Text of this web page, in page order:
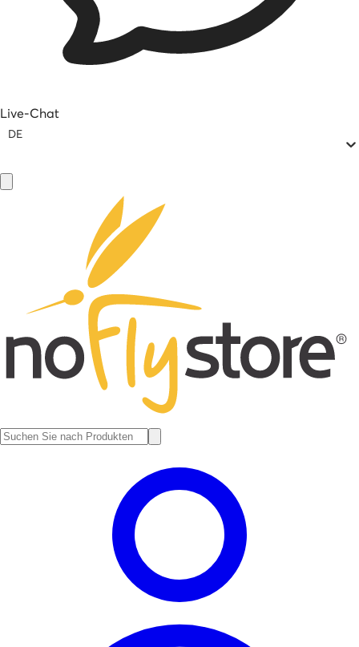
Live-Chat
DE